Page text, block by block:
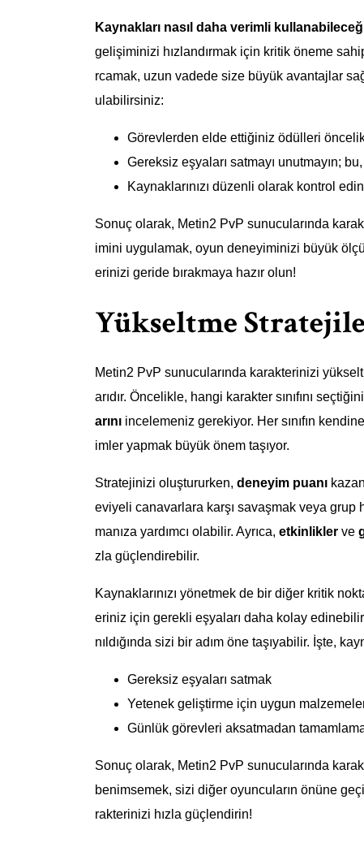
Kaynakları nasıl daha verimli
gelişiminizi hızlandırmak için kritik öneme
rcamak, uzun vadede size büyük avantajlar
ulabilirsiniz:
Görevlerden elde ettiğiniz ödülleri
Gereksiz eşyaları satmayı unutmayın;
Kaynaklarınızı düzenli olarak kontrol
Sonuç olarak, Metin2 PvP sunucularında
imini uygulamak, oyun deneyiminizi büyük
erinizi geride bırakmaya hazır olun!
Yükseltme
Metin2 PvP sunucularında karakterinizi
arıdır. Öncelikle, hangi karakter sınıfını
arını incelemeniz gerekiyor. Her sınıfın
imler yapmak büyük önem taşıyor.
Stratejinizi oluştururken, deneyim puanı
eviyeli canavarlara karşı savaşmak veya grup
manıza yardımcı olabilir. Ayrıca, etkinlikler ve
zla güçlendirebilir.
Kaynaklarınızı yönetmek de bir diğer kritik
eriniz için gerekli eşyaları daha kolay
nıldığında sizi bir adım öne taşıyabilir. İşte,
Gereksiz eşyaları satmak
Yetenek geliştirme için uygun
Günlük görevleri aksatmadan
Sonuç olarak, Metin2 PvP sunucularında
benimsemek, sizi diğer oyuncuların önüne
rakterinizi hızla güçlendirin!